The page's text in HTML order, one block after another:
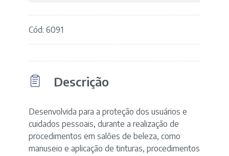
Cód: 6091
Descrição
Desenvolvida para a proteção dos usuários e
cuidados pessoais, durante a realização de
procedimentos em salões de beleza, como
manuseio e aplicação de tinturas, procedimentos